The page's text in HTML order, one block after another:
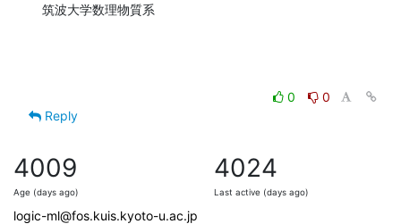
筑波大学数理物質系
0
0
Reply
4009
Age (days ago)
4024
Last active (days ago)
logic-ml@fos.kuis.kyoto-u.ac.jp